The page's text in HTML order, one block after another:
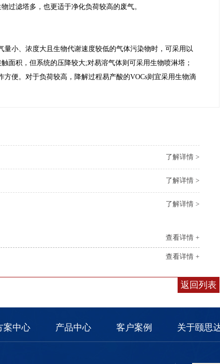
过滤塔多，也更适于净化负荷较高的废气。
小、浓度大且生物代谢速度较低的气体污染物时，可采用以
面积，但系统的压降较大;对易溶气体则可采用生物喷淋塔；
便。对于负荷较高，降解过程易产酸的VOCs则宜采用生物滴
了解详情 >
了解详情 >
了解详情 >
查看详情 +
查看详情 +
返回列表
案中心 产品中心 客户案例 关于颐思